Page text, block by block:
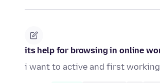
its help for browsing in online
i want to active and first working